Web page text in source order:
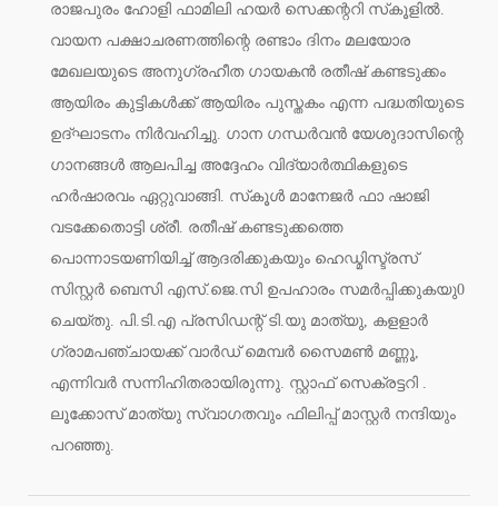
രാജപുരം ഹോളി ഫാമിലി ഹയര്‍ സെക്കന്ററി സ്‌കൂളില്‍.
വായന പക്ഷാചരണത്തിന്റെ രണ്ടാം ദിനം മലയോര
മേഖലയുടെ അനുഗ്രഹീത ഗായകന്‍ രതീഷ് കണ്ടടുക്കം
ആയിരം കുട്ടികള്‍ക്ക് ആയിരം പുസ്തകം എന്ന പദ്ധതിയുടെ
ഉദ്ഘാടനം നിര്‍വഹിച്ചു. ഗാന ഗന്ധര്‍വന്‍ യേശുദാസിന്റെ
ഗാനങ്ങള്‍ ആലപിച്ച അദ്ദേഹം വിദ്യാര്‍ത്ഥികളുടെ
ഹര്‍ഷാരവം ഏറ്റുവാങ്ങി. സ്‌കൂള്‍ മാനേജര്‍ ഫാ ഷാജി
വടക്കേതൊട്ടി ശ്രീ. രതീഷ് കണ്ടടുക്കത്തെ
പൊന്നാടയണിയിച്ച് ആദരിക്കുകയും ഹെഡ്മിസ്ട്രസ്
സിസ്റ്റര്‍ ബെസി എസ്.ജെ.സി ഉപഹാരം സമര്‍പ്പിക്കുകയു0
ചെയ്തു. പി.ടി.എ പ്രസിഡന്റ് ടി.യു മാത്യു, കളളാര്‍
ഗ്രാമപഞ്ചായക്ക് വാര്‍ഡ് മെമ്പര്‍ സൈമണ്‍ മണ്ണൂ,
എന്നിവര്‍ സന്നിഹിതരായിരുന്നു. സ്റ്റാഫ് സെക്രട്ടറി .
ലൂക്കോസ് മാത്യു സ്വാഗതവും ഫിലിപ്പ് മാസ്റ്റര്‍ നന്ദിയും
പറഞ്ഞു.